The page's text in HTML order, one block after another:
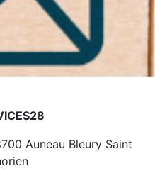
Auneau Bleury Saint